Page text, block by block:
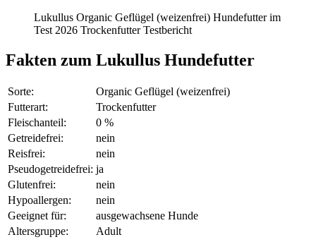
Lukullus Organic Geflügel (weizenfrei) Hundefutter im
Test 2026 Trockenfutter Testbericht
Fakten zum Lukullus Hundefutter
Sorte:
Organic Geflügel (weizenfrei)
Futterart:
Trockenfutter
Fleischanteil:
0 %
Getreidefrei:
nein
Reisfrei:
nein
Pseudogetreidefrei: ja
Glutenfrei:
nein
Hypoallergen:
nein
Geeignet für:
ausgewachsene Hunde
Altersgruppe:
Adult